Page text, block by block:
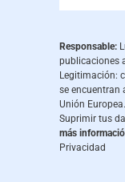
Responsable:
publicaciones
Legitimación:
se encuentran
Unión Europea.
Suprimir tus
más
Privacidad